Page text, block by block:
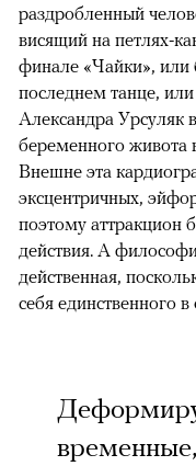
раздробленный
висящий на петлях-
финале «Чайки»,
последнем танце,
Александра Урсуляк
беременного живота
Внешне эта
эксцентричных,
поэтому аттракцион
действия. А
действенная,
себя единственного